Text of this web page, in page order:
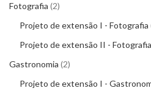
Fotografia 2
Projeto de extensão I - Fotografia
Projeto de extensão II - Fotografia
Gastronomia 2
Projeto de extensão I -